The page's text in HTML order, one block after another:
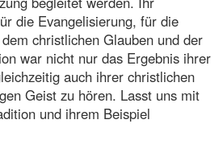
die Evangelisierung, für die
christlichen Glauben und der
war nicht nur das Ergebnis ihrer
auch ihrer christlichen
Geist zu hören. Lasst uns mit
und ihrem Beispiel